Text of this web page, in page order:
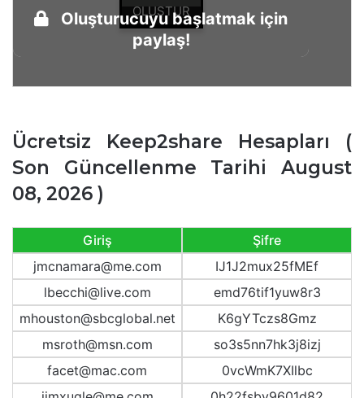
OLUŞTUR
Oluşturucuyu başlatmak için
paylaş!
Ücretsiz Keep2share Hesapları (
Son Güncellenme Tarihi August
08, 2026 )
Giriş
Şifre
jmcnamara@me.com
IJ1J2mux25fMEf
lbecchi@live.com
emd76tif1yuw8r3
mhouston@sbcglobal.net
K6gYTczs8Gmz
msroth@msn.com
so3s5nn7hk3j8izj
facet@mac.com
0vcWmK7XIlbc